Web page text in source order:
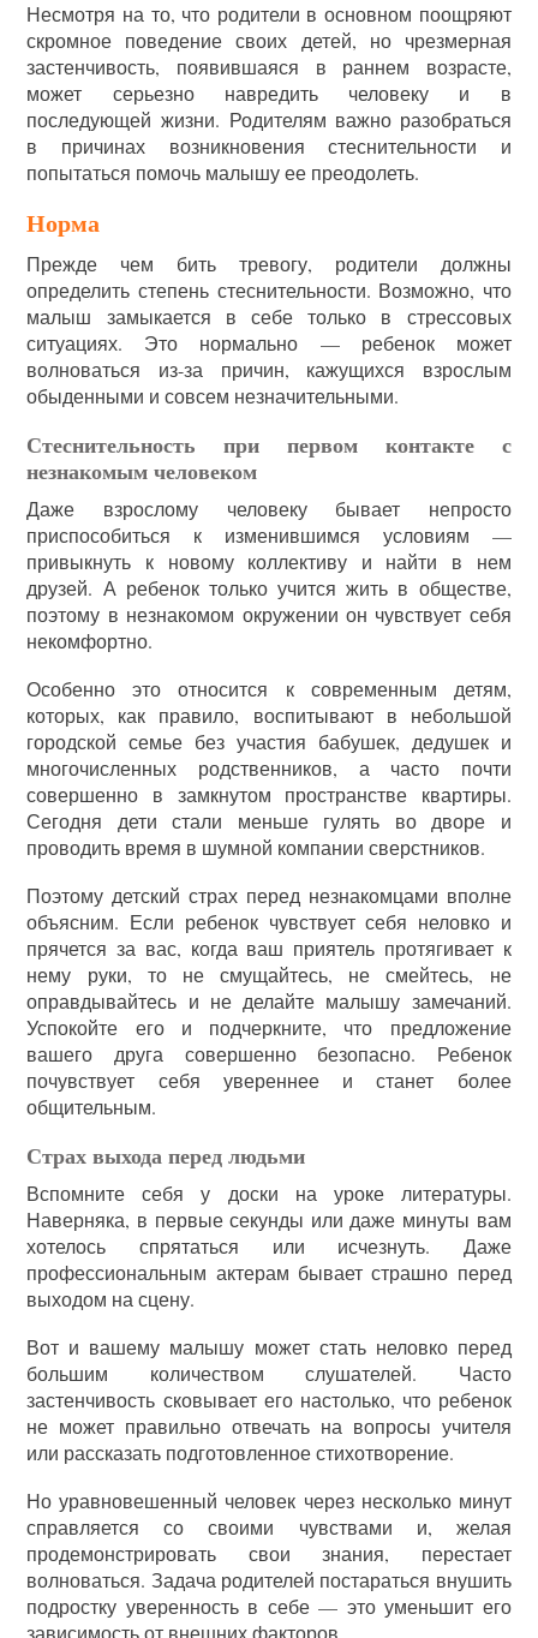
Несмотря на то, что родители в основном поощряют
скромное поведение своих детей, но чрезмерная
застенчивость, появившаяся в раннем возрасте,
может серьезно навредить человеку и в
последующей жизни. Родителям важно разобраться
в причинах возникновения стеснительности и
попытаться помочь малышу ее преодолеть.
Норма
Прежде чем бить тревогу, родители должны
определить степень стеснительности. Возможно, что
малыш замыкается в себе только в стрессовых
ситуациях. Это нормально — ребенок может
волноваться из-за причин, кажущихся взрослым
обыденными и совсем незначительными.
Стеснительность при первом контакте с
незнакомым человеком
Даже взрослому человеку бывает непросто
приспособиться к изменившимся условиям —
привыкнуть к новому коллективу и найти в нем
друзей. А ребенок только учится жить в обществе,
поэтому в незнакомом окружении он чувствует себя
некомфортно.
Особенно это относится к современным детям,
которых, как правило, воспитывают в небольшой
городской семье без участия бабушек, дедушек и
многочисленных родственников, а часто почти
совершенно в замкнутом пространстве квартиры.
Сегодня дети стали меньше гулять во дворе и
проводить время в шумной компании сверстников.
Поэтому детский страх перед незнакомцами вполне
объясним. Если ребенок чувствует себя неловко и
прячется за вас, когда ваш приятель протягивает к
нему руки, то не смущайтесь, не смейтесь, не
оправдывайтесь и не делайте малышу замечаний.
Успокойте его и подчеркните, что предложение
вашего друга совершенно безопасно. Ребенок
почувствует себя увереннее и станет более
общительным.
Страх выхода перед людьми
Вспомните себя у доски на уроке литературы.
Наверняка, в первые секунды или даже минуты вам
хотелось спрятаться или исчезнуть. Даже
профессиональным актерам бывает страшно перед
выходом на сцену.
Вот и вашему малышу может стать неловко перед
большим количеством слушателей. Часто
застенчивость сковывает его настолько, что ребенок
не может правильно отвечать на вопросы учителя
или рассказать подготовленное стихотворение.
Но уравновешенный человек через несколько минут
справляется со своими чувствами и, желая
продемонстрировать свои знания, перестает
волноваться. Задача родителей постараться внушить
подростку уверенность в себе — это уменьшит его
зависимость от внешних факторов.